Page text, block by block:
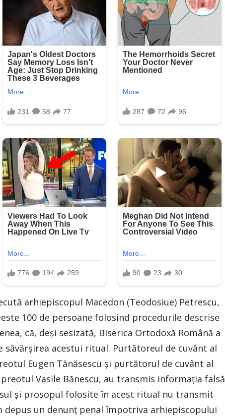
arhiepiscopul Macedon (Teodosiue) Petrescu,
100 de persoane folosind procedurile descrise
că, deşi sesizată, Biserica Ortodoxă Română a
acestui ritual. Purtătoreul de cuvânt al
Eugen Tănăsescu şi purtătorul de cuvânt al
Vasile Bănescu, au transmis informaţia falsă
şi prosopul folosite în acest ritual nu transmit
depus un denunţ penal împotriva arhiepiscopului